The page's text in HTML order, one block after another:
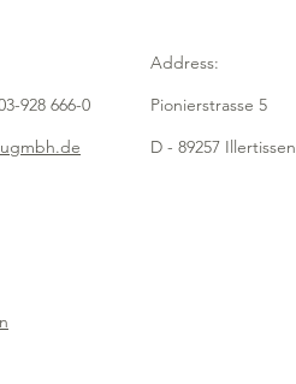
928 666-0
Address:
Pionierstrasse 5
D - 89257 Illertissen